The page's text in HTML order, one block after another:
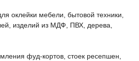
оклейки мебели, бытовой техники,
изделий из МДФ, ПВХ, дерева,
фуд-кортов, стоек ресепшен,